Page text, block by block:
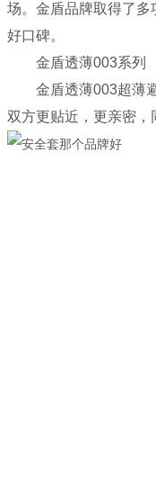
场。金盾品牌取得了多
好口碑。
金盾透薄003系列
金盾透薄003超薄避
双方更贴近，更亲密，